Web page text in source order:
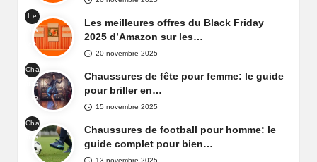
ay
d'A
maz
on
Fra
nce
Le
Bla
ck
ay
d'A
maz
on
Fra
nce
Les meilleures offres du Black Friday
2025 d’Amazon sur les…
20 novembre 2025
Cha
uss
ure
de
fête
pou
Chaussures de fête pour femme: le guide
pour briller en…
15 novembre 2025
Cha
uss
ure
Chaussures de football pour homme: le
guide complet pour bien…
13 novembre 2025